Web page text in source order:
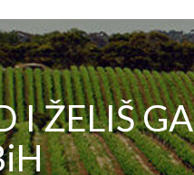
I ŽELIŠ GA